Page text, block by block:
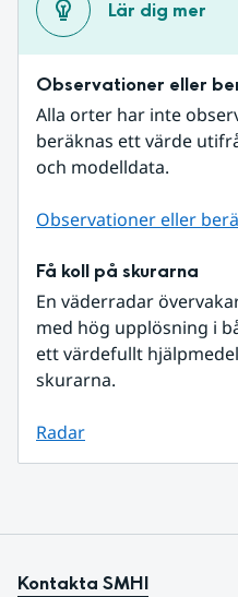
Lär dig mer
Observationer eller
Alla orter har inte
beräknas ett värde
och modelldata.
Observationer eller
Få koll på skurarna
En väderradar
med hög upplösning i
ett värdefullt
skurarna.
Radar
Kontakta SMHI